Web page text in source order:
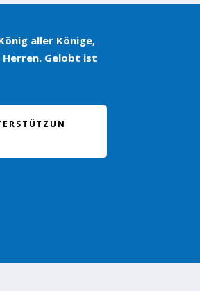
aller Könige,
Herren. Gelobt ist